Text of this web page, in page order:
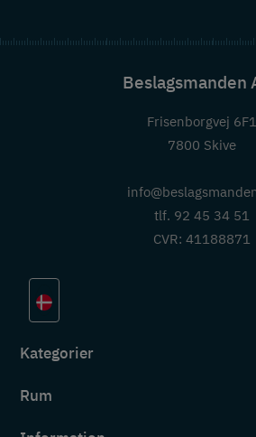
Beslagsmanden
Frisenborgvej 6F1
7800 Skive
tlf. 92 45 34 51
CVR: 41188871
Kategorier
Rum